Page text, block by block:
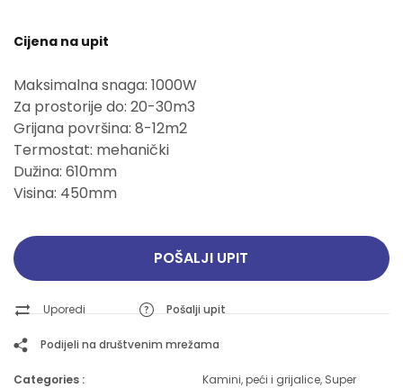
Cijena na upit
Maksimalna snaga: 1000W
Za prostorije do: 20-30m3
Grijana površina: 8-12m2
Termostat: mehanički
Dužina: 610mm
Visina: 450mm
POŠALJI UPIT
Uporedi Pošalji upit
Podijeli na društvenim mrežama
Categories : Kamini, peći i grijalice, Super